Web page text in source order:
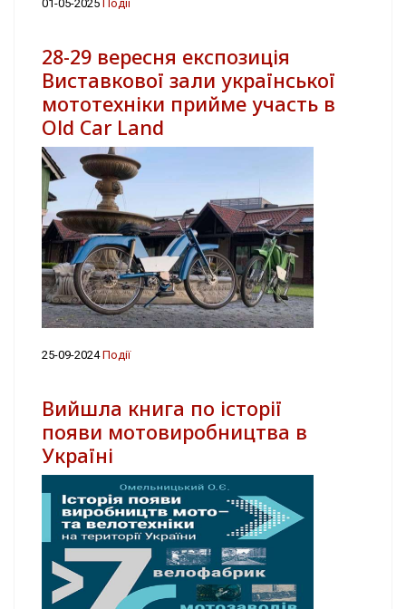
01-05-2025 Події
28-29 вересня експозиція
Виставкової зали української
мототехніки прийме участь в
Old Car Land
25-09-2024Події
Вийшла книга по історії
появи мотовиробництва в
Україні